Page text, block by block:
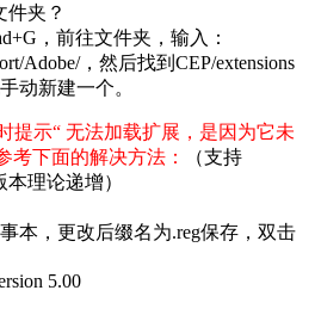
件夹？
，前往文件夹，输入：
Adobe/，然后找到CEP/extensions
动新建一个。
提示“ 无法加载扩展，是因为它未
考下面的解决方法：
（支持
本理论递增）
本，更改后缀名为.reg保存，双击
5.00